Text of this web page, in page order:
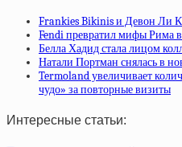
Frankies Bikinis и Девон Ли
Fendi превратил мифы Рима
Белла Хадид стала лицом
Натали Портман снялась в
Termoland увеличивает
чудо» за повторные визиты
Интересные статьи: